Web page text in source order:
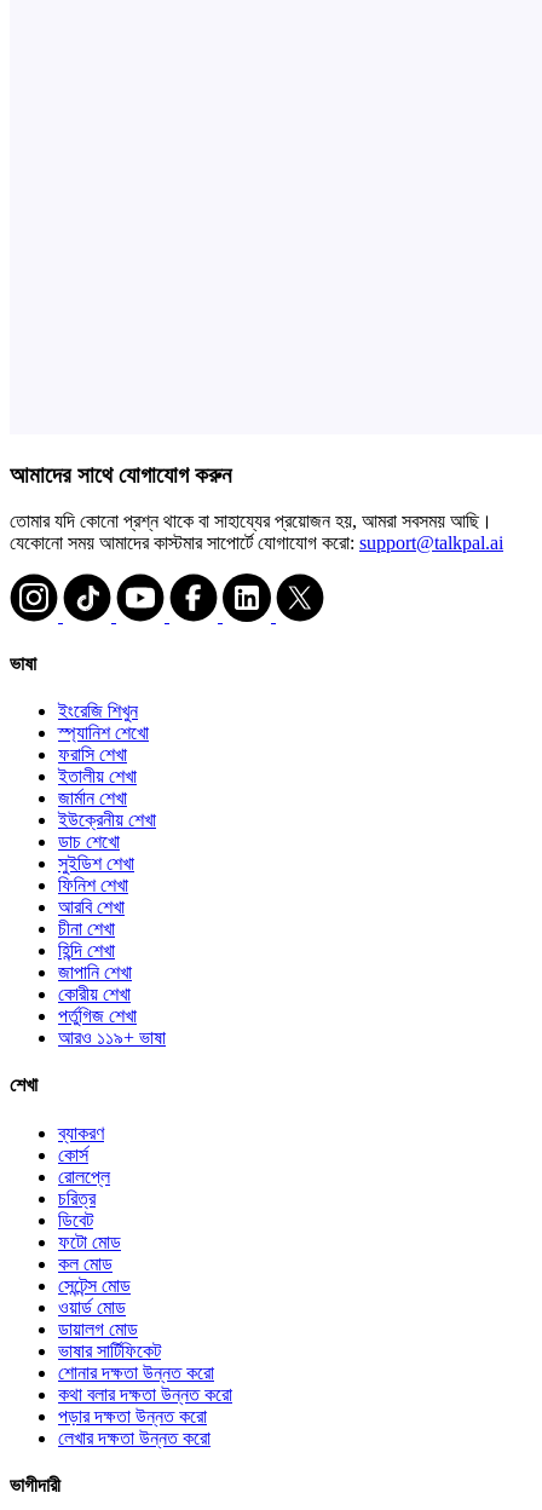
আমাদের সাথে যোগাযোগ করুন
তোমার যদি কোনো প্রশ্ন থাকে বা সাহায্যের প্রয়োজন হয়, আমরা সবসময় আছি।
যেকোনো সময় আমাদের কাস্টমার সাপোর্টে যোগাযোগ করো: support@talkpal.ai
ভাষা
ইংরেজি শিখুন
স্প্যানিশ শেখো
ফরাসি শেখা
ইতালীয় শেখা
জার্মান শেখা
ইউক্রেনীয় শেখা
ডাচ শেখো
সুইডিশ শেখা
ফিনিশ শেখা
আরবি শেখা
চীনা শেখা
হিন্দি শেখা
জাপানি শেখা
কোরীয় শেখা
পর্তুগিজ শেখা
আরও ১১৯+ ভাষা
শেখা
ব্যাকরণ
কোর্স
রোলপ্লে
চরিত্র
ডিবেট
ফটো মোড
কল মোড
সেন্টেন্স মোড
ওয়ার্ড মোড
ডায়ালগ মোড
ভাষার সার্টিফিকেট
শোনার দক্ষতা উন্নত করো
কথা বলার দক্ষতা উন্নত করো
পড়ার দক্ষতা উন্নত করো
লেখার দক্ষতা উন্নত করো
ভাগীদারী